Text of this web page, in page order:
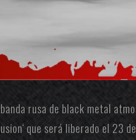
rusa de black metal
‘ que será liberado el 23